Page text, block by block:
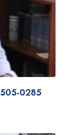
505-0285